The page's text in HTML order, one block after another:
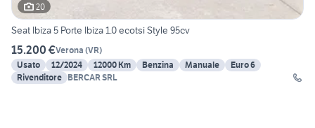
20
Seat Ibiza 5 Porte Ibiza 1.0 ecotsi Style 95cv
15.200 €Verona (VR)
Usato
12/2024 12000 Km Benzina Manuale
Euro 6
Rivenditore BERCAR SRL